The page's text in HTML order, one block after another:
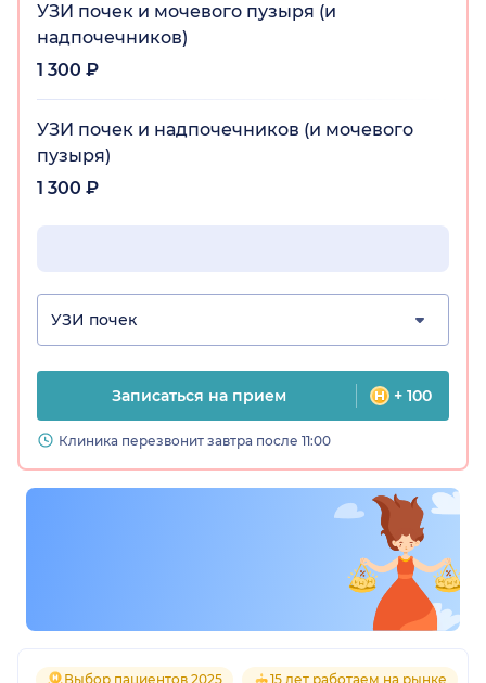
УЗИ почек и мочевого пузыря (и
надпочечников)
1 300 ₽
УЗИ почек и надпочечников (и мочевого
пузыря)
1 300 ₽
УЗИ почек
Записаться на прием + 100
Клиника перезвонит завтра после 11:00
Выбор пациентов 2025 15 лет работаем на рынке